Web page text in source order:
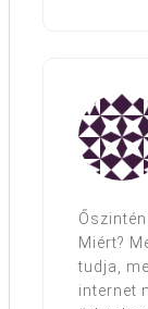
Miért?
tudja,
internet